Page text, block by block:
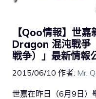
【Qoo情報】世
Dragon 混沌戰爭
戦争）」最新情報
2015/06/10 作者: Mr.
世嘉在昨日（6月9日）